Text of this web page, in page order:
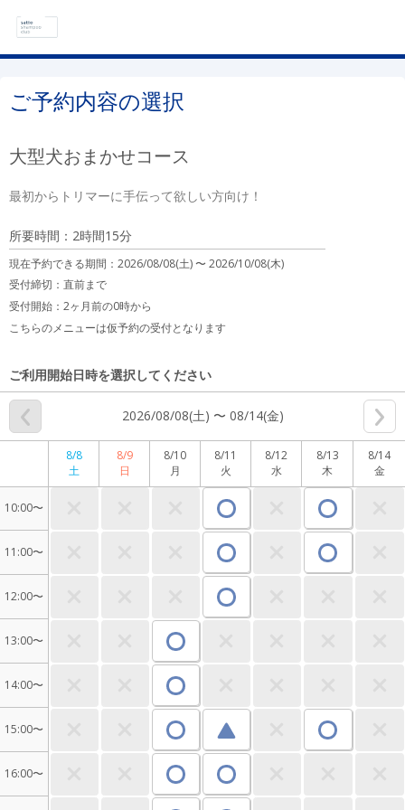
ご予約内容の選択
大型犬おまかせコース
最初からトリマーに手伝って欲しい方向け！
所要時間：2時間15分
現在予約できる期間： 2026/08/08(土) 〜2026/10/08(木)
受付締切： 直前まで
受付開始： 2ヶ月前の0時から
こちらのメニューは仮予約の受付となります
ご利用開始日時を選択してください
2026/08/08(土) 〜 08/14(金)
8/8
土
8/9
日
8/10
月
8/11
火
8/12
水
8/13
木
8/14
金
10:00〜
11:00〜
12:00〜
13:00〜
14:00〜
15:00〜
16:00〜